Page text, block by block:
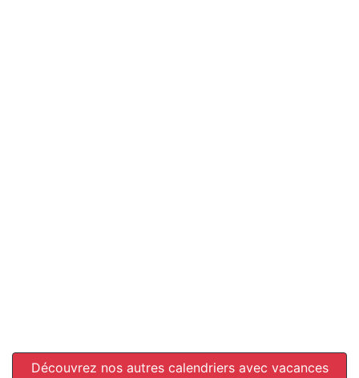
Découvrez nos autres calendriers avec vacances